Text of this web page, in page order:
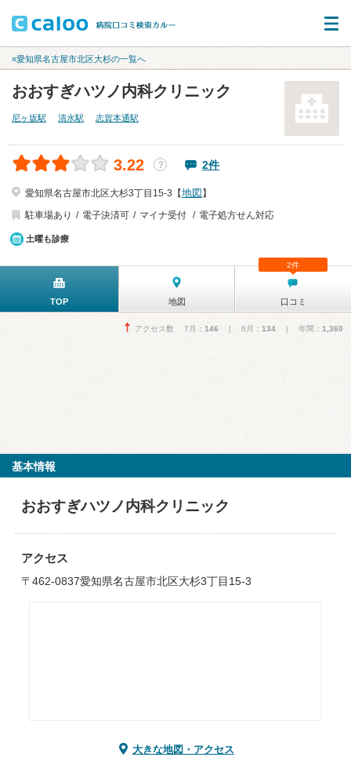
«愛知県名古屋市北区大杉の一覧へ
おおすぎハツノ内科クリニック
尼ヶ坂駅 清水駅 志賀本通駅
3.22 ？ 2件
愛知県名古屋市北区大杉3丁目15-3【地図 】
駐車場あり
電子決済可 マイナ受付 電子処方せん対応
土曜も診療
TOP 地図 口コミ
2件
アクセス数 7月： 146 | 6月： 134 | 年間： 1,360
基本情報
おおすぎハツノ内科クリニック
アクセス
〒462-0837愛知県名古屋市北区大杉3丁目15-3
大きな地図・アクセス